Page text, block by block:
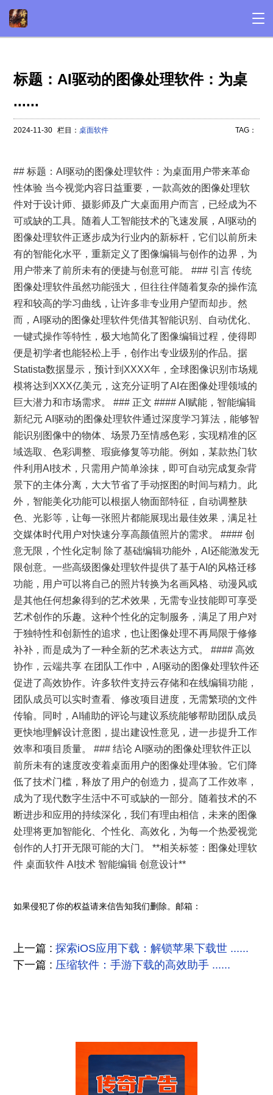
标题：AI驱动的图像处理软件：为桌
......
2024-11-30 栏目：桌面软件 TAG：
## 标题：AI驱动的图像处理软件：为桌面用户带来革命
性体验 当今视觉内容日益重要，一款高效的图像处理软
件对于设计师、摄影师及广大桌面用户而言，已经成为不
可或缺的工具。随着人工智能技术的飞速发展，AI驱动的
图像处理软件正逐步成为行业内的新标杆，它们以前所未
有的智能化水平，重新定义了图像编辑与创作的边界，为
用户带来了前所未有的便捷与创意可能。 ### 引言 传统
图像处理软件虽然功能强大，但往往伴随着复杂的操作流
程和较高的学习曲线，让许多非专业用户望而却步。然
而，AI驱动的图像处理软件凭借其智能识别、自动优化、
一键式操作等特性，极大地简化了图像编辑过程，使得即
便是初学者也能轻松上手，创作出专业级别的作品。据
Statista数据显示，预计到XXXX年，全球图像识别市场规
模将达到XXX亿美元，这充分证明了AI在图像处理领域的
巨大潜力和市场需求。 ### 正文 #### AI赋能，智能编辑
新纪元 AI驱动的图像处理软件通过深度学习算法，能够智
能识别图像中的物体、场景乃至情感色彩，实现精准的区
域选取、色彩调整、瑕疵修复等功能。例如，某款热门软
件利用AI技术，只需用户简单涂抹，即可自动完成复杂背
景下的主体分离，大大节省了手动抠图的时间与精力。此
外，智能美化功能可以根据人物面部特征，自动调整肤
色、光影等，让每一张照片都能展现出最佳效果，满足社
交媒体时代用户对快速分享高颜值照片的需求。 #### 创
意无限，个性化定制 除了基础编辑功能外，AI还能激发无
限创意。一些高级图像处理软件提供了基于AI的风格迁移
功能，用户可以将自己的照片转换为名画风格、动漫风或
是其他任何想象得到的艺术效果，无需专业技能即可享受
艺术创作的乐趣。这种个性化的定制服务，满足了用户对
于独特性和创新性的追求，也让图像处理不再局限于修修
补补，而是成为了一种全新的艺术表达方式。 #### 高效
协作，云端共享 在团队工作中，AI驱动的图像处理软件还
促进了高效协作。许多软件支持云存储和在线编辑功能，
团队成员可以实时查看、修改项目进度，无需繁琐的文件
传输。同时，AI辅助的评论与建议系统能够帮助团队成员
更快地理解设计意图，提出建设性意见，进一步提升工作
效率和项目质量。 ### 结论 AI驱动的图像处理软件正以
前所未有的速度改变着桌面用户的图像处理体验。它们降
低了技术门槛，释放了用户的创造力，提高了工作效率，
成为了现代数字生活中不可或缺的一部分。随着技术的不
断进步和应用的持续深化，我们有理由相信，未来的图像
处理将更加智能化、个性化、高效化，为每一个热爱视觉
创作的人打开无限可能的大门。 **相关标签：图像处理软
件 桌面软件 AI技术 智能编辑 创意设计**
如果侵犯了你的权益请来信告知我们删除。邮箱：
上一篇 :探索iOS应用下载：解锁苹果下载世 ......
下一篇 : 压缩软件：手游下载的高效助手 ......